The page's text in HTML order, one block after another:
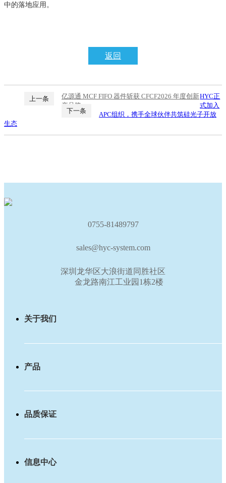
中的落地应用。
返回
上一条
亿源通 MCF FIFO 器件斩获 CFCF2026 年度创新
产品奖
下一条
HYC正
式加入
APC组织，携手全球伙伴共筑硅光子开放
生态
0755-81489797
sales@hyc-system.com
深圳龙华区大浪街道同胜社区
金龙路南江工业园1栋2楼
关于我们
产品
品质保证
信息中心